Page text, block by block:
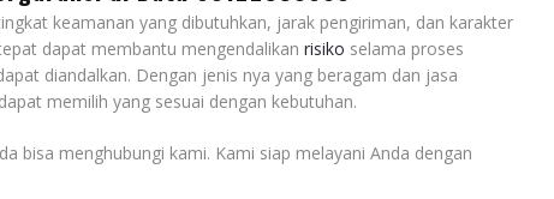
keamanan yang dibutuhkan, jarak pengiriman, dan karakter
dapat membantu mengendalikan risiko selama proses
diandalkan. Dengan jenis nya yang beragam dan jasa
memilih yang sesuai dengan kebutuhan.
bisa menghubungi kami. Kami siap melayani Anda dengan